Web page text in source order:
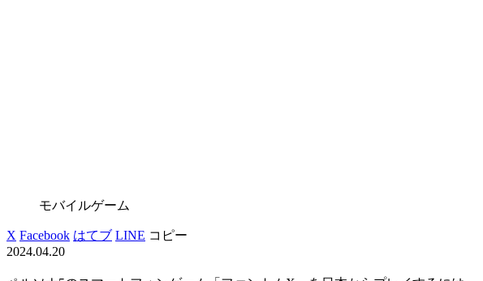
モバイルゲーム
X Facebook はてブ LINE コピー
2024.04.20